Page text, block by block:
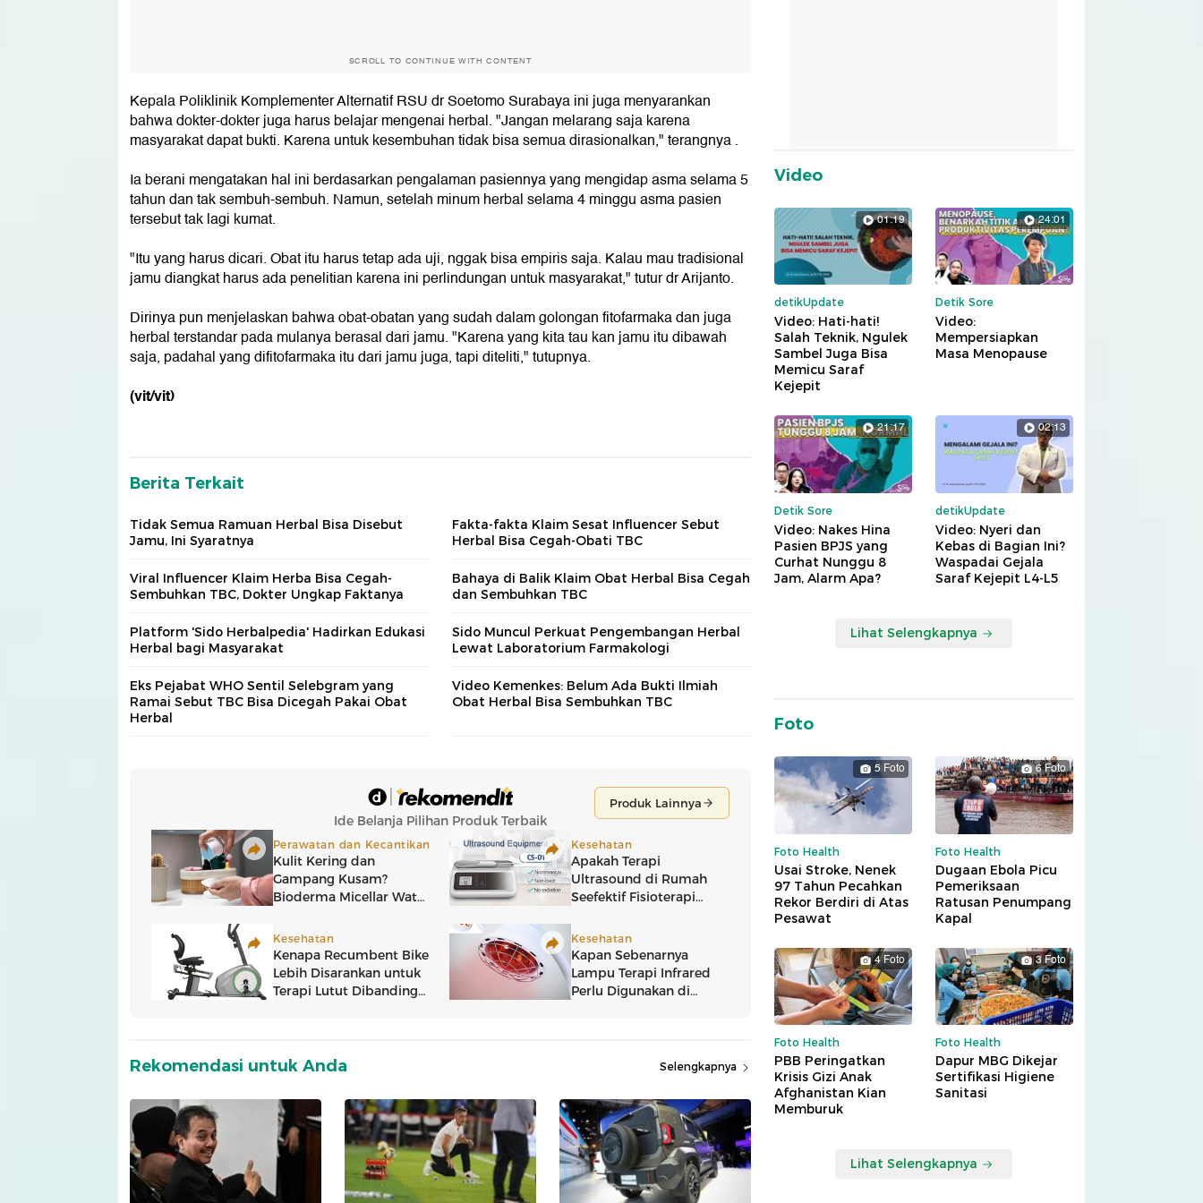
SCROLL TO CONTINUE WITH CONTENT
Kepala Poliklinik Komplementer Alternatif RSU dr Soetomo Surabaya ini juga menyarankan
bahwa dokter-dokter juga harus belajar mengenai herbal. "Jangan melarang saja karena
masyarakat dapat bukti. Karena untuk kesembuhan tidak bisa semua dirasionalkan," terangnya .
Ia berani mengatakan hal ini berdasarkan pengalaman pasiennya yang mengidap asma selama 5
tahun dan tak sembuh-sembuh. Namun, setelah minum herbal selama 4 minggu asma pasien
tersebut tak lagi kumat.
"Itu yang harus dicari. Obat itu harus tetap ada uji, nggak bisa empiris saja. Kalau mau tradisional
jamu diangkat harus ada penelitian karena ini perlindungan untuk masyarakat," tutur dr Arijanto.
Dirinya pun menjelaskan bahwa obat-obatan yang sudah dalam golongan fitofarmaka dan juga
herbal terstandar pada mulanya berasal dari jamu. "Karena yang kita tau kan jamu itu dibawah
saja, padahal yang difitofarmaka itu dari jamu juga, tapi diteliti," tutupnya.
(vit/vit)
Berita Terkait
Tidak Semua Ramuan Herbal Bisa Disebut
Jamu, Ini Syaratnya
Fakta-fakta Klaim Sesat Influencer Sebut
Herbal Bisa Cegah-Obati TBC
Viral Influencer Klaim Herba Bisa Cegah-
Sembuhkan TBC, Dokter Ungkap Faktanya
Bahaya di Balik Klaim Obat Herbal Bisa Cegah
dan Sembuhkan TBC
Platform 'Sido Herbalpedia' Hadirkan Edukasi
Herbal bagi Masyarakat
Sido Muncul Perkuat Pengembangan Herbal
Lewat Laboratorium Farmakologi
Eks Pejabat WHO Sentil Selebgram yang
Ramai Sebut TBC Bisa Dicegah Pakai Obat
Herbal
Video Kemenkes: Belum Ada Bukti Ilmiah
Obat Herbal Bisa Sembuhkan TBC
Rekomendasi untuk Anda Selengkapnya
Video
01:19
detikUpdate
Video: Hati-hati!
Salah Teknik, Ngulek
Sambel Juga Bisa
Memicu Saraf
Kejepit
24:01
Detik Sore
Video:
Mempersiapkan
Masa Menopause
21:17
Detik Sore
Video: Nakes Hina
Pasien BPJS yang
Curhat Nunggu 8
Jam, Alarm Apa?
02:13
detikUpdate
Video: Nyeri dan
Kebas di Bagian Ini?
Waspadai Gejala
Saraf Kejepit L4-L5
Lihat Selengkapnya
Foto
5 Foto
Foto Health
Usai Stroke, Nenek
97 Tahun Pecahkan
Rekor Berdiri di Atas
Pesawat
6 Foto
Foto Health
Dugaan Ebola Picu
Pemeriksaan
Ratusan Penumpang
Kapal
4 Foto
Foto Health
PBB Peringatkan
Krisis Gizi Anak
Afghanistan Kian
Memburuk
3 Foto
Foto Health
Dapur MBG Dikejar
Sertifikasi Higiene
Sanitasi
Lihat Selengkapnya